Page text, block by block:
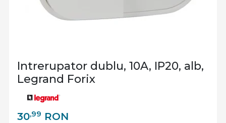
Intrerupator dublu, 10A, IP20, alb,
Legrand Forix
30,99 RON